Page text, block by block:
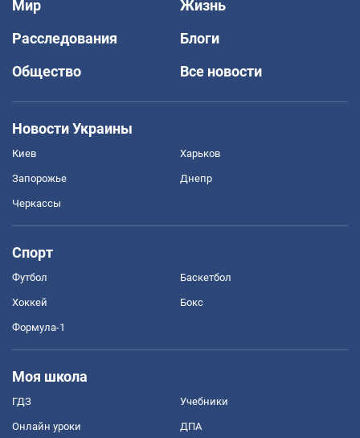
Мир
Жизнь
Расследования
Блоги
Общество
Все новости
Новости Украины
Киев Харьков
Запорожье Днепр
Черкассы
Спорт
Футбол Баскетбол
Хоккей Бокс
Формула-1
Моя школа
ГДЗ Учебники
Онлайн уроки ДПА